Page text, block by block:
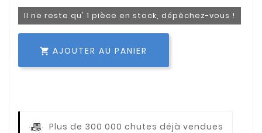
Il ne reste qu' 1 pièce en stock, dépêchez-vous !
 AJOUTER AU PANIER
Plus de 300 000 chutes déjà vendues